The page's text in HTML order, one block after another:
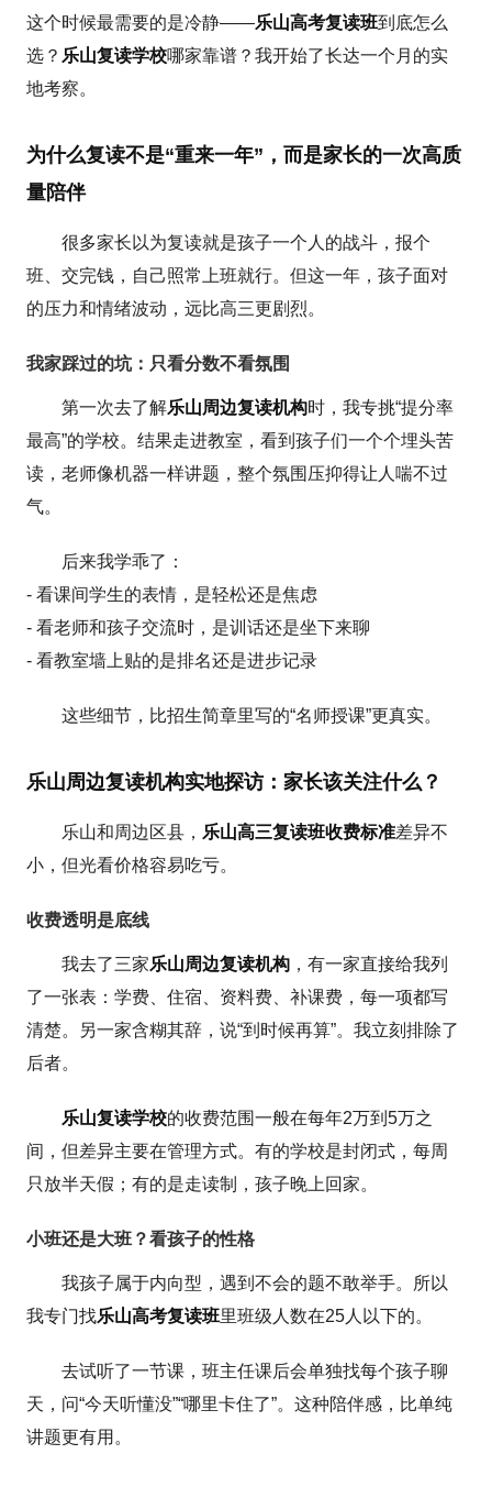
这个时候最需要的是冷静——乐山高考复读班到底怎么
选？ 乐山复读学校哪家靠谱？我开始了长达一个月的实
地考察。
为什么复读不是“重来一年”，而是家长的一次高质
量陪伴
很多家长以为复读就是孩子一个人的战斗，报个
班、交完钱，自己照常上班就行。但这一年，孩子面对
的压力和情绪波动，远比高三更剧烈。
我家踩过的坑：只看分数不看氛围
第一次去了解乐山周边复读机构时，我专挑“提分率
最高”的学校。结果走进教室，看到孩子们一个个埋头苦
读，老师像机器一样讲题，整个氛围压抑得让人喘不过
气。
后来我学乖了：
- 看课间学生的表情，是轻松还是焦虑
- 看老师和孩子交流时，是训话还是坐下来聊
- 看教室墙上贴的是排名还是进步记录
这些细节，比招生简章里写的“名师授课”更真实。
乐山周边复读机构实地探访：家长该关注什么？
乐山和周边区县， 乐山高三复读班收费标准差异不
小，但光看价格容易吃亏。
收费透明是底线
我去了三家乐山周边复读机构 ，有一家直接给我列
了一张表：学费、住宿、资料费、补课费，每一项都写
清楚。另一家含糊其辞，说“到时候再算”。我立刻排除了
后者。
乐山复读学校的收费范围一般在每年2万到5万之
间，但差异主要在管理方式。有的学校是封闭式，每周
只放半天假；有的是走读制，孩子晚上回家。
小班还是大班？看孩子的性格
我孩子属于内向型，遇到不会的题不敢举手。所以
我专门找乐山高考复读班里班级人数在25人以下的。
去试听了一节课，班主任课后会单独找每个孩子聊
天，问“今天听懂没”“哪里卡住了”。这种陪伴感，比单纯
讲题更有用。